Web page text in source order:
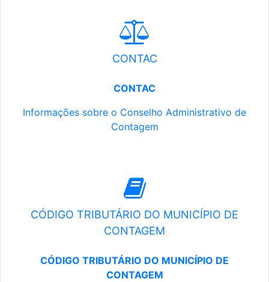
CONTAC
CONTAC
Informações sobre o Conselho Administrativo de
Contagem
CÓDIGO TRIBUTÁRIO DO MUNICÍPIO DE
CONTAGEM
CÓDIGO TRIBUTÁRIO DO MUNICÍPIO DE
CONTAGEM